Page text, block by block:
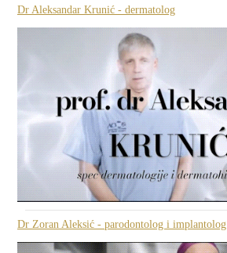
Dr Aleksandar Krunić - dermatolog
Dr Zoran Aleksić - parodontolog i implantolog